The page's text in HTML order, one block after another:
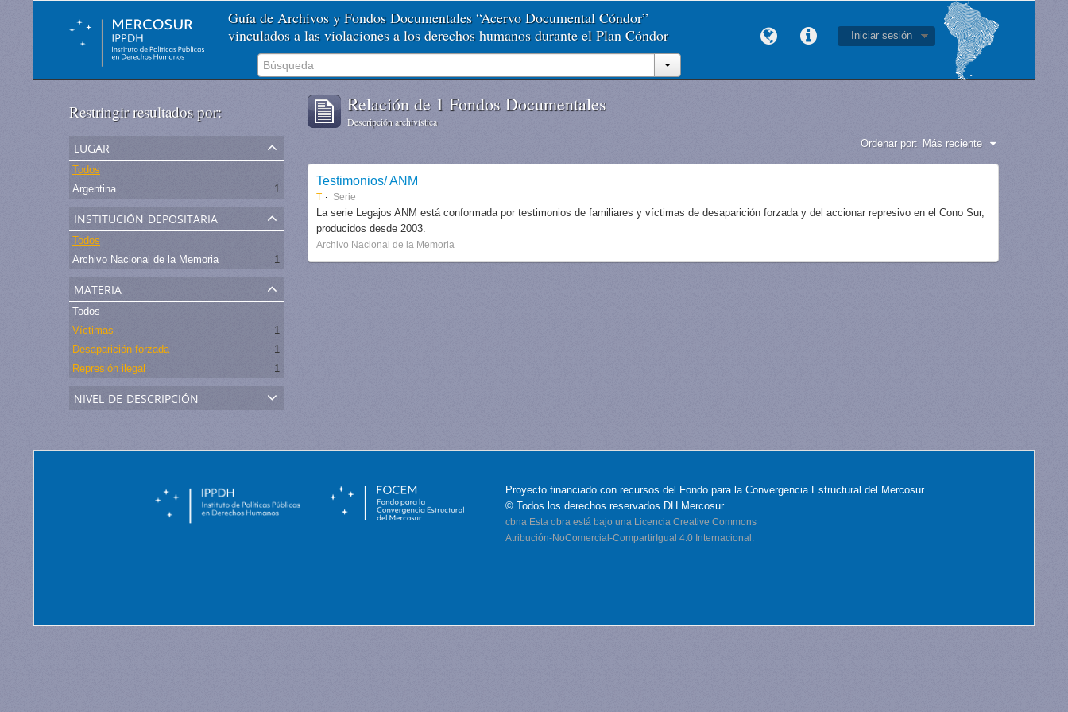
Guía de Archivos y Fondos Documentales “Acervo Documental Cóndor”
vinculados a las violaciones a los derechos humanos durante el Plan Cóndor
Iniciar sesión
Restringir resultados por:
lugar
Todos
Argentina
1
institución depositaria
Todos
Archivo Nacional de la Memoria
1
materia
Todos
Víctimas
1
Desaparición forzada
1
Represión ilegal
1
nivel de descripción
Relación de 1 Fondos Documentales
Descripción archivística
Ordenar por: Más reciente
Testimonios/ ANM
T Serie
La serie Legajos ANM está conformada por testimonios de familiares y víctimas de desaparición forzada y del accionar represivo en el Cono Sur,
producidos desde 2003.
Archivo Nacional de la Memoria
Proyecto financiado con recursos del Fondo para la Convergencia Estructural del Mercosur
© Todos los derechos reservados DH Mercosur
cbna Esta obra está bajo una Licencia Creative Commons
Atribución-NoComercial-CompartirIgual 4.0 Internacional.